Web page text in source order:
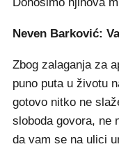
Donosimo njihova
Neven Barković:
Zbog zalaganja za
puno puta u životu
gotovo nitko ne
sloboda govora, ne
da vam se na ulici